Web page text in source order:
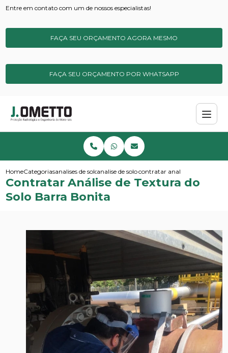
Entre em contato com um de nossos especialistas!
FAÇA SEU ORÇAMENTO AGORA MESMO
FAÇA SEU ORÇAMENTO POR WHATSAPP
HomeCategoriasanalises de solos e sedimentosanalise de solo para metais pesados
contratar analise de textura
Contratar Análise de Textura do
Solo Barra Bonita